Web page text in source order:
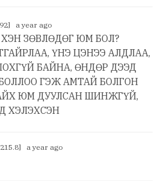
a year ago
ЗӨВЛӨДӨГ ЮМ БОЛ?
ҮНЭ ЦЭНЭЭ АЛДЛАА,
БАЙНА, ӨНДӨР ДЭЭД
ГЭЖ АМТАЙ БОЛГОН
ЮМ ДУУЛСАН ШИНЖГҮЙ,
ХЭЛЭХСЭН
a year ago